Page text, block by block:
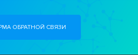
ОБРАТНОЙ СВЯЗИ